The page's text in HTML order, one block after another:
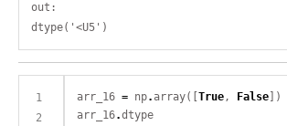
out:
1
2
arr_16 = np. array([ True, False
arr_16. dtype